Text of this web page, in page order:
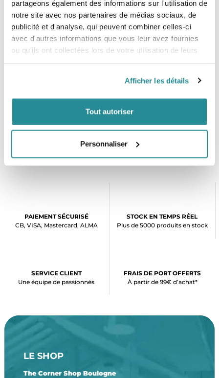
partageons également des informations sur l'utilisation de
notre site avec nos partenaires de médias sociaux, de
publicité et d'analyse, qui peuvent combiner celles-ci
avec d'autres informations que vous leur avez fournies
ou qu'ils ont collectées lors de votre utilisation de leurs
Afficher les détails
Tout autoriser
Personnaliser
Ivy 2024
Slasher Comp
Prix de base
149,95 €
PAIEMENT SÉCURISÉ
CB, VISA, Mastercard, ALMA
STOCK EN TEMPS RÉEL
Plus de 5000 produits en stock
SERVICE CLIENT
Une équipe de passionnés
FRAIS DE PORT OFFERTS
À partir de 99€ d’achat*
LE SHOP
The Corner Shop Boulogne